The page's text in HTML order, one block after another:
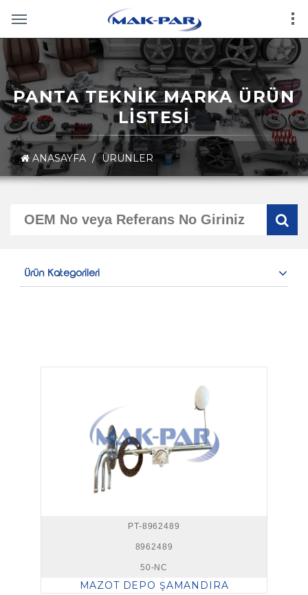
PANTA TEKNİK MARKA ÜRÜN
LİSTESİ
ANASAYFA / ÜRÜNLER
Ürün Kategorileri
PT-8962489
8962489
50-NC
MAZOT DEPO ŞAMANDIRA